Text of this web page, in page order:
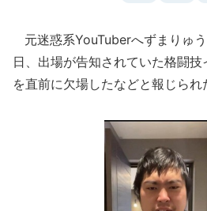
元迷惑系YouTuberへずまりゅ
日、出場が告知されていた格闘技
を直前に欠場したなどと報じられ